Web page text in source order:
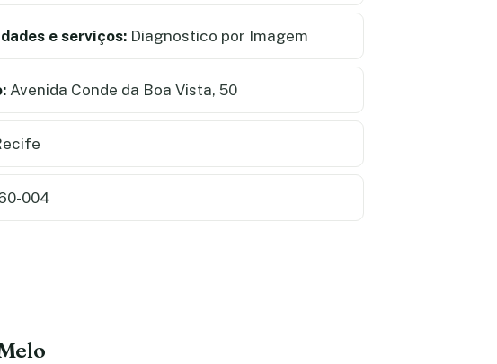
e serviços: Diagnostico por Imagem
Avenida Conde da Boa Vista, 50
004